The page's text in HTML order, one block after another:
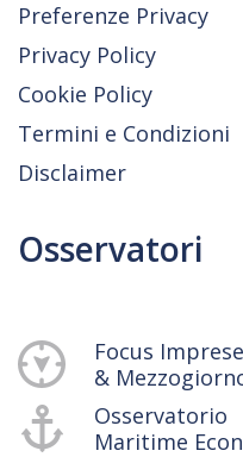
Preferenze Privacy
Privacy Policy
Cookie Policy
Termini e Condizioni
Disclaimer
Osservatori
Focus Imprese
&
Osservatorio
Maritime